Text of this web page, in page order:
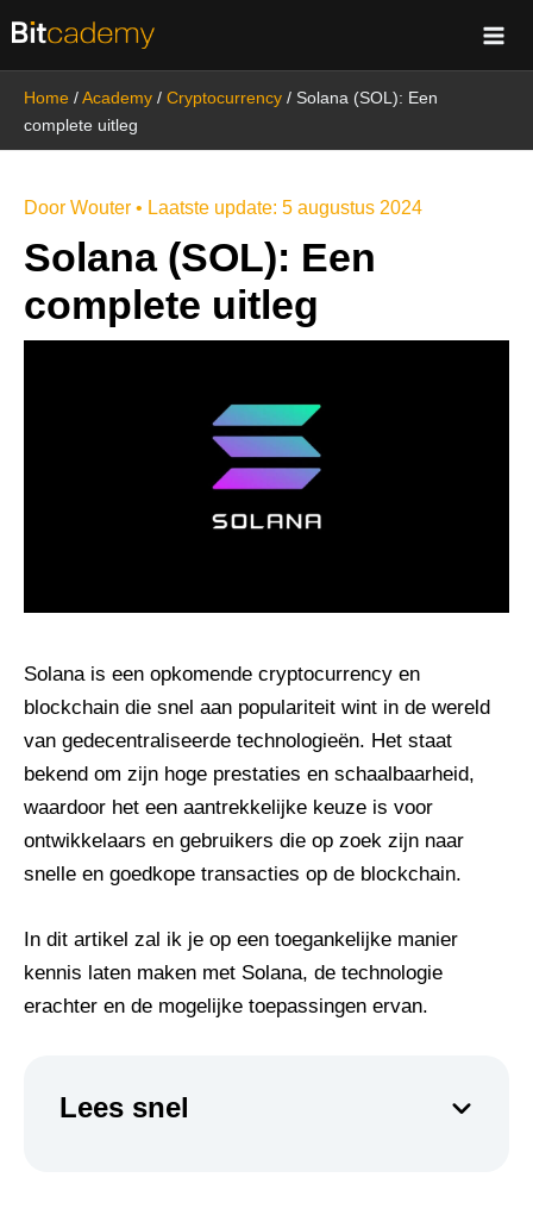
naar
Home /Academy / Cryptocurrency / Solana (SOL): Een
complete uitleg
Door Wouter • Laatste update: 5 augustus 2024
Solana (SOL): Een
complete uitleg
Solana is een opkomende cryptocurrency en
blockchain die snel aan populariteit wint in de wereld
van gedecentraliseerde technologieën. Het staat
bekend om zijn hoge prestaties en schaalbaarheid,
waardoor het een aantrekkelijke keuze is voor
ontwikkelaars en gebruikers die op zoek zijn naar
snelle en goedkope transacties op de blockchain.
In dit artikel zal ik je op een toegankelijke manier
kennis laten maken met Solana, de technologie
erachter en de mogelijke toepassingen ervan.
Lees snel